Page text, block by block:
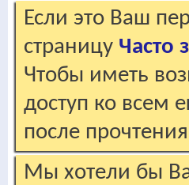
Если это Ваш
страницу Часто
Чтобы иметь
доступ ко всем
после прочтения
Мы хотели бы